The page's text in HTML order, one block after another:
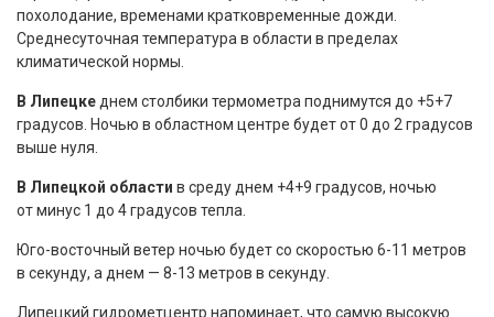
похолодание, временами кратковременные дожди.
Среднесуточная температура в области в пределах
климатической нормы.
В Липецке днем столбики термометра поднимутся до +5+7
градусов. Ночью в областном центре будет от 0 до 2 градусов
выше нуля.
В Липецкой области в среду днем +4+9 градусов, ночью
от минус 1 до 4 градусов тепла.
Юго-восточный ветер ночью будет со скоростью 6-11 метров
в секунду, а днем — 8-13 метров в секунду.
Липецкий гидрометцентр напоминает, что самую высокую